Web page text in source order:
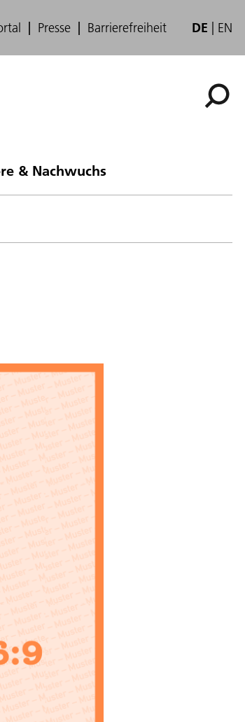
Presse Barrierefreiheit DE EN
& Nachwuchs